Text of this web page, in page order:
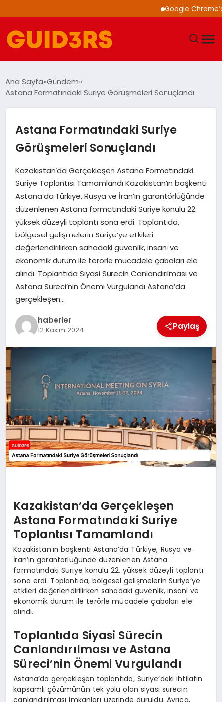
Google Chrome’a
TEKNOLOJI
SPOR
SAĞLIK
EKONOMI
MAGAZIN
EĞITIM
Ana Sayfa Gündem
Astana Formatındaki Suriye Görüşmeleri Sonuçlandı
Astana Formatındaki Suriye
Görüşmeleri Sonuçlandı
Kazakistan’da Gerçekleşen Astana Formatındaki
Suriye Toplantısı Tamamlandı Kazakistan’ın başkenti
Astana’da Türkiye, Rusya ve İran’ın garantörlüğünde
düzenlenen Astana formatındaki Suriye konulu 22.
yüksek düzeyli toplantı sona erdi. Toplantıda,
bölgesel gelişmelerin Suriye’ye etkileri
değerlendirilirken sahadaki güvenlik, insani ve
ekonomik durum ile terörle mücadele çabaları ele
alındı. Toplantıda Siyasi Sürecin Canlandırılması ve
Astana Süreci’nin Önemi Vurgulandı Astana’da
gerçekleşen…
haberler
12 Kasım 2024 Paylaş
Kazakistan’da Gerçekleşen
Astana Formatındaki Suriye
Toplantısı Tamamlandı
Kazakistan’ın başkenti Astana’da Türkiye, Rusya ve
İran’ın garantörlüğünde düzenlenen Astana
formatındaki Suriye konulu 22. yüksek düzeyli toplantı
sona erdi. Toplantıda, bölgesel gelişmelerin Suriye’ye
etkileri değerlendirilirken sahadaki güvenlik, insani ve
ekonomik durum ile terörle mücadele çabaları ele
alındı.
Toplantıda Siyasi Sürecin
Canlandırılması ve Astana
Süreci’nin Önemi Vurgulandı
Astana’da gerçekleşen toplantıda, Suriye’deki ihtilafın
kapsamlı çözümünün tek yolu olan siyasi sürecin
canlandırılması imkanları üzerinde duruldu. Ayrıca,